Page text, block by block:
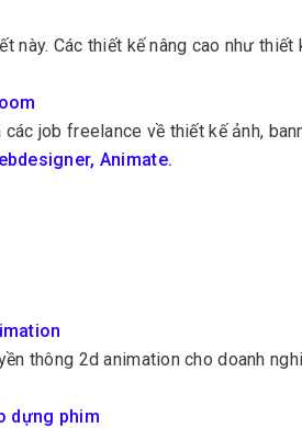
này. Các thiết kế nâng cao như thiết
job freelance về thiết kế ảnh,
Animate.
thông 2d animation cho doanh
dựng phim